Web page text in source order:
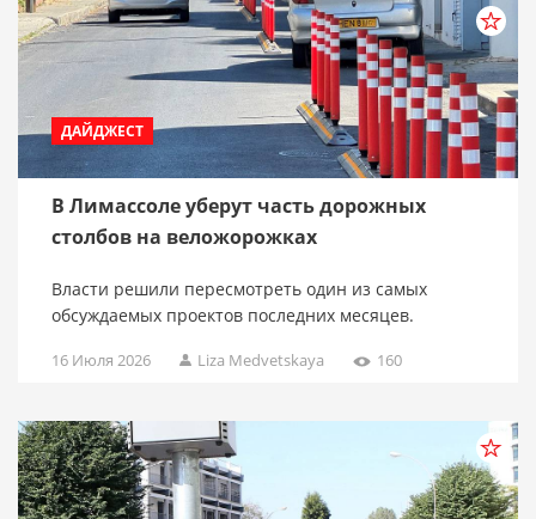
ДАЙДЖЕСТ
В Лимассоле уберут часть дорожных
столбов на веложорожках
Власти решили пересмотреть один из самых
обсуждаемых проектов последних месяцев.
16 Июля 2026 Liza Medvetskaya 160